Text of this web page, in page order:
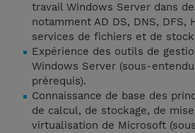
travail Windows Server dans
notamment AD DS, DNS, DFS,
services de fichiers et de
Expérience des outils de
Windows Server (sous-
prérequis).
Connaissance de base des
de calcul, de stockage, de
virtualisation de Microsoft